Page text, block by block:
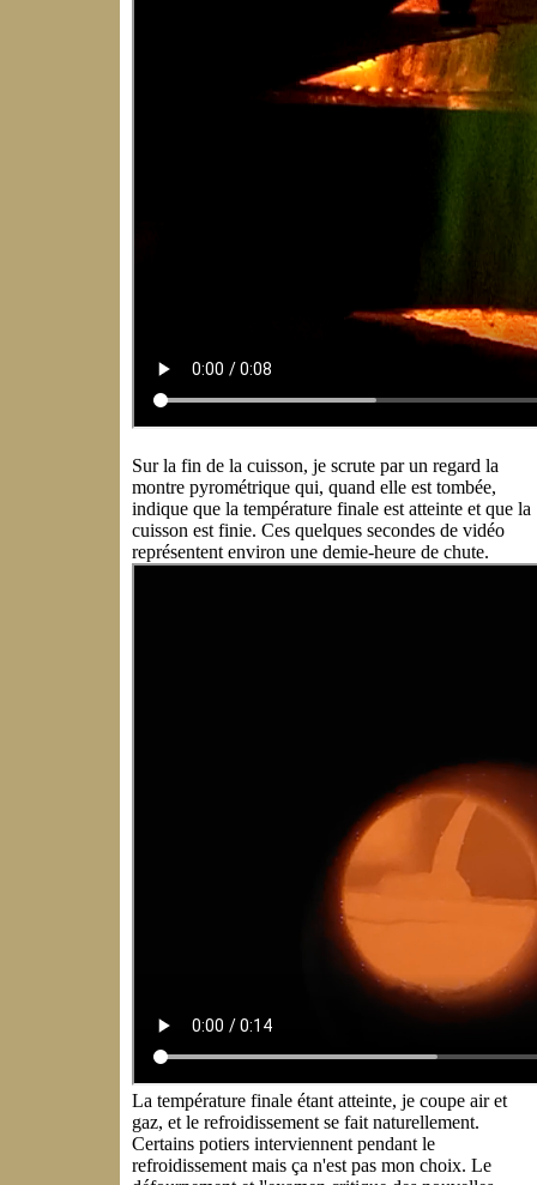
Sur la fin de la cuisson, je scrute par un regard la
montre pyrométrique qui, quand elle est tombée,
indique que la température finale est atteinte et que la
cuisson est finie. Ces quelques secondes de vidéo
représentent environ une demie-heure de chute.
La température finale étant atteinte, je coupe air et
gaz, et le refroidissement se fait naturellement.
Certains potiers interviennent pendant le
refroidissement mais ça n'est pas mon choix. Le